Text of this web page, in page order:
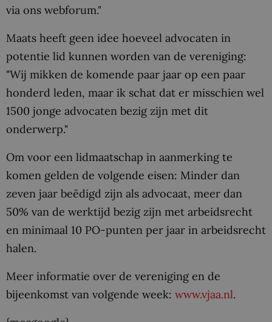
via ons webforum."
Maats heeft geen idee hoeveel advocaten in
potentie lid kunnen worden van de vereniging:
"Wij mikken de komende paar jaar op een paar
honderd leden, maar ik schat dat er misschien wel
1500 jonge advocaten bezig zijn met dit
onderwerp."
Om voor een lidmaatschap in aanmerking te
komen gelden de volgende eisen: Minder dan
zeven jaar beëdigd zijn als advocaat, meer dan
50% van de werktijd bezig zijn met arbeidsrecht
en minimaal 10 PO-punten per jaar in arbeidsrecht
halen.
Meer informatie over de vereniging en de
bijeenkomst van volgende week: www.vjaa.nl.